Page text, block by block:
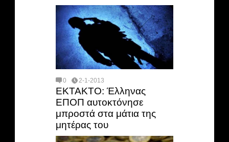
0 2-1-2013
ΕΚΤΑΚΤΟ: Έλληνας
ΕΠΟΠ αυτοκτόνησε
μπροστά στα μάτια της
μητέρας του